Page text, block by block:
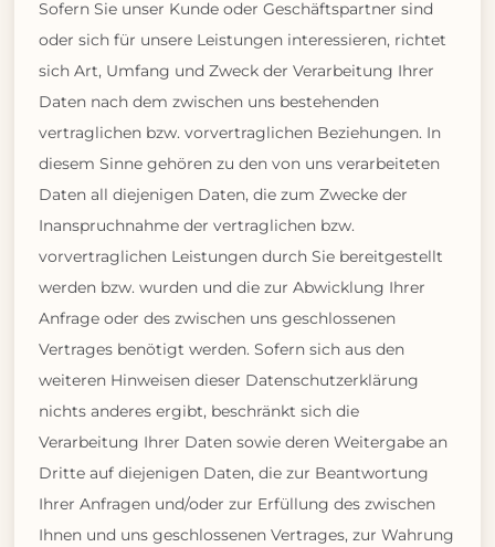
Sofern Sie unser Kunde oder Geschäftspartner sind
oder sich für unsere Leistungen interessieren, richtet
sich Art, Umfang und Zweck der Verarbeitung Ihrer
Daten nach dem zwischen uns bestehenden
vertraglichen bzw. vorvertraglichen Beziehungen. In
diesem Sinne gehören zu den von uns verarbeiteten
Daten all diejenigen Daten, die zum Zwecke der
Inanspruchnahme der vertraglichen bzw.
vorvertraglichen Leistungen durch Sie bereitgestellt
werden bzw. wurden und die zur Abwicklung Ihrer
Anfrage oder des zwischen uns geschlossenen
Vertrages benötigt werden. Sofern sich aus den
weiteren Hinweisen dieser Datenschutzerklärung
nichts anderes ergibt, beschränkt sich die
Verarbeitung Ihrer Daten sowie deren Weitergabe an
Dritte auf diejenigen Daten, die zur Beantwortung
Ihrer Anfragen und/oder zur Erfüllung des zwischen
Ihnen und uns geschlossenen Vertrages, zur Wahrung